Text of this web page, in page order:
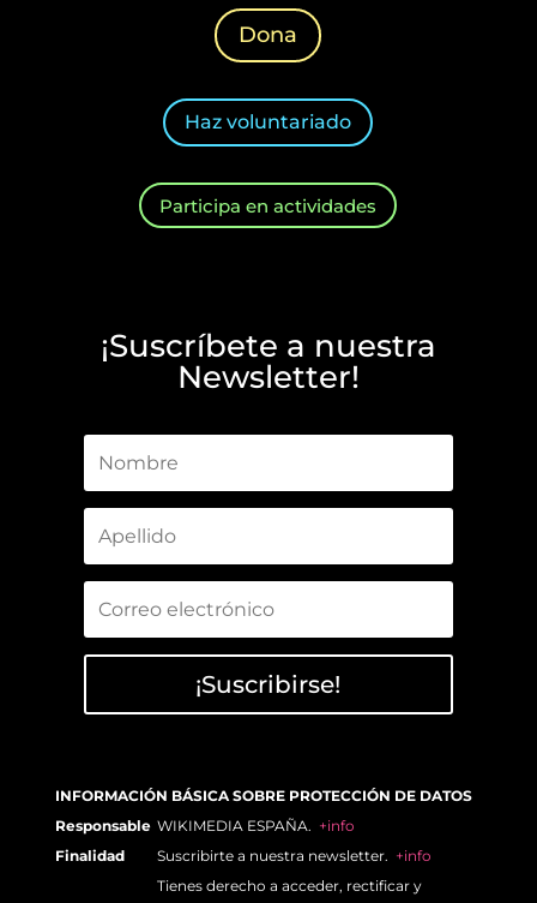
Dona
Haz voluntariado
Participa en actividades
¡Suscríbete a nuestra
Newsletter!
¡Suscribirse!
INFORMACIÓN BÁSICA SOBRE PROTECCIÓN DE DATOS
Responsable WIKIMEDIA ESPAÑA. +info
Finalidad
Suscribirte a nuestra newsletter. +info
Tienes derecho a acceder, rectificar y